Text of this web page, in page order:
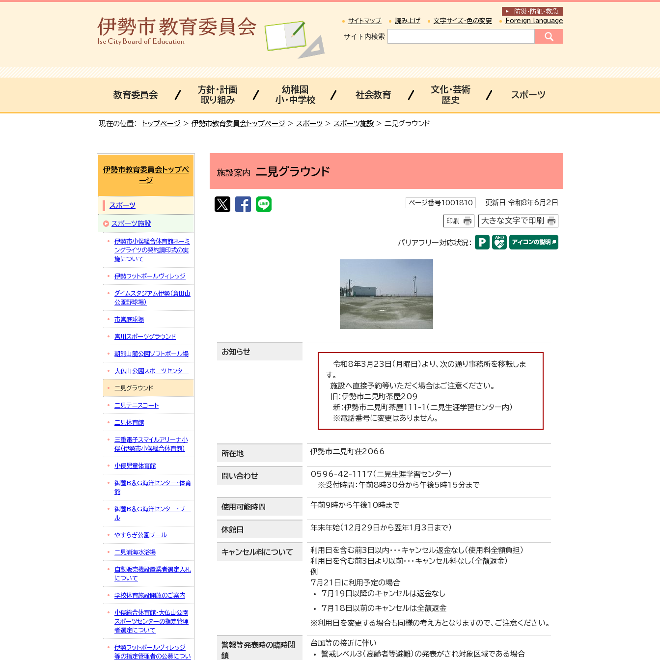
防災・防犯・救急
サイトマップ
読み上げ 文字サイズ・色の変更 Foreign language
サイト内検索
教育委員会
方針・計画
取り組み
幼稚園
小・中学校
社会教育
文化・芸術
歴史
スポーツ
現在の位置： トップページ > 伊勢市教育委員会トップページ > スポーツ > スポーツ施設 > 二見グラウンド
施設案内 二見グラウンド
ページ番号1001810 更新日 令和8年6月2日
印刷 大きな文字で印刷
バリアフリー対応状況：
お知らせ
令和8年3月23日（月曜日）より、次の通り事務所を移転しま
す。
施設へ直接予約等いただく場合はご注意ください。
旧：伊勢市二見町茶屋209
新：伊勢市二見町茶屋111-1（二見生涯学習センター内）
※電話番号に変更はありません。
所在地 伊勢市二見町荘2066
問い合わせ
0596-42-1117（二見生涯学習センター）
※受付時間：午前8時30分から午後5時15分まで
使用可能時間 午前9時から午後10時まで
休館日 年末年始（12月29日から翌年1月3日まで）
キャンセル料について
利用日を含む前3日以内・・・キャンセル返金なし（使用料全額負担）
利用日を含む前3日より以前・・・キャンセル料なし（全額返金）
例
7月21日に利用予定の場合
7月19日以降のキャンセルは返金なし
7月18日以前のキャンセルは全額返金
※利用日を変更する場合も同様の考え方となりますので、ご注意ください。
警報等発表時の臨時閉
鎖
台風等の接近に伴い
警戒レベル3（高齢者等避難）の発表がされ対象区域である場合
伊勢市教育委員会トップペ
ージ
スポーツ
スポーツ施設
伊勢市小俣総合体育館ネーミ
ングライツの契約調印式の実
施について
伊勢フットボールヴィレッジ
ダイムスタジアム伊勢（倉田山
公園野球場）
市営庭球場
宮川スポーツグラウンド
朝熊山麓公園ソフトボール場
大仏山公園スポーツセンター
二見グラウンド
二見テニスコート
二見体育館
三重電子スマイルアリーナ小
俣（伊勢市小俣総合体育館）
小俣児童体育館
御薗B＆G海洋センター・体育
館
御薗B＆G海洋センター・プー
ル
やすらぎ公園プール
二見浦海水浴場
自動販売機設置業者選定入札
について
学校体育施設開放のご案内
小俣総合体育館・大仏山公園
スポーツセンターの指定管理
者選定について
伊勢フットボールヴィレッジ
等の指定管理者の公募につい